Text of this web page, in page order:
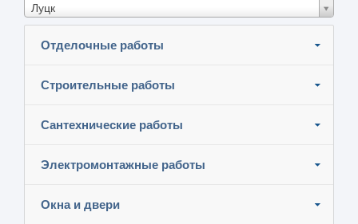
Луцк
Отделочные работы
Строительные работы
Сантехнические работы
Электромонтажные работы
Окна и двери